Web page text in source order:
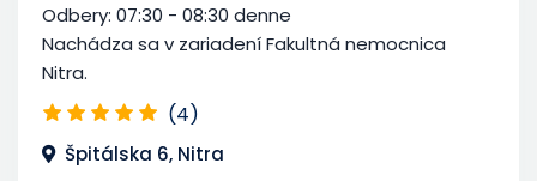
Odbery: 07:30 - 08:30 denne
Nachádza sa v zariadení Fakultná nemocnica
Nitra.
(4)
Špitálska 6, Nitra